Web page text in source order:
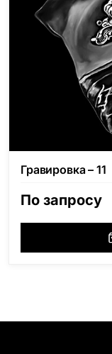
Гравировка – 11
По запросу